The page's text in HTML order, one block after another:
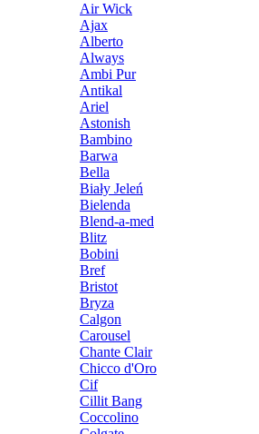
Air Wick
Ajax
Alberto
Always
Ambi Pur
Antikal
Ariel
Astonish
Bambino
Barwa
Bella
Biały Jeleń
Bielenda
Blend-a-med
Blitz
Bobini
Bref
Bristot
Bryza
Calgon
Carousel
Chante Clair
Chicco d'Oro
Cif
Cillit Bang
Coccolino